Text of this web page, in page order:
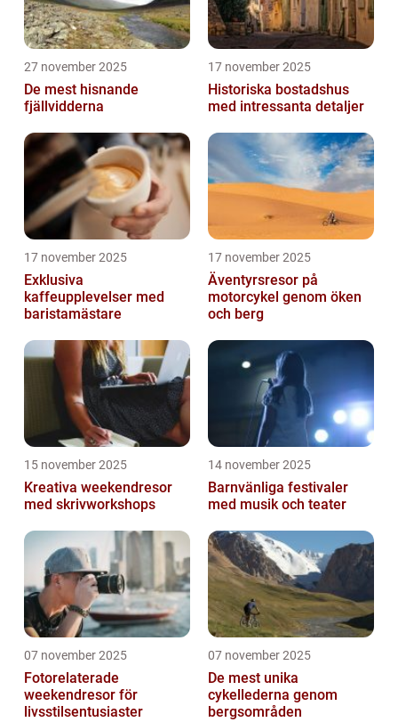
27 november 2025
De mest hisnande
fjällvidderna
17 november 2025
Historiska bostadshus
med intressanta detaljer
17 november 2025
Exklusiva
kaffeupplevelser med
baristamästare
17 november 2025
Äventyrsresor på
motorcykel genom öken
och berg
15 november 2025
Kreativa weekendresor
med skrivworkshops
14 november 2025
Barnvänliga festivaler
med musik och teater
07 november 2025
Fotorelaterade
weekendresor för
livsstilsentusiaster
07 november 2025
De mest unika
cykellederna genom
bergsområden